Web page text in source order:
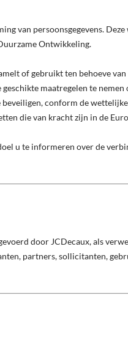
van persoonsgegevens.
Ontwikkeling.
of gebruikt ten behoeve
maatregelen te nemen
conform de
die van kracht zijn in de
u te informeren over de
door JCDecaux, als
partners, sollicitanten,